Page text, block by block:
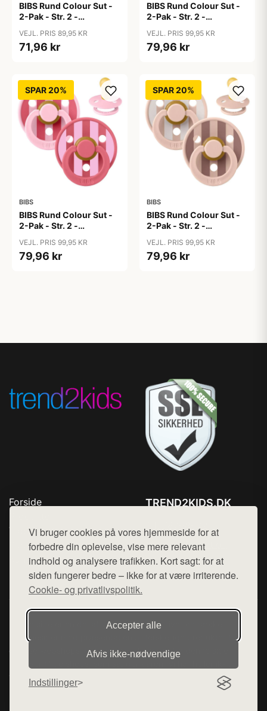
Vi bruger cookies på vores hjemmeside for at
forbedre din oplevelse, vise mere relevant
indhold og analysere trafikken. Kort sagt: for at
siden fungerer bedre – ikke for at være irriterende.
Cookie- og privatlivspolitik.
Accepter alle
Afvis ikke‑nødvendige
Indstillinger
BIBS Rund Colour Sut -
2-Pak - Str. 2 -
Black/White
VEJL. PRIS 89,95 KR
71,96 kr
BIBS Rund Colour Sut -
2-Pak - Str. 2 -
Studio - Baby Blue/Dusty
Blue Mix
VEJL. PRIS 99,95 KR
79,96 kr
SPAR 20%
BIBS
BIBS Rund Colour Sut -
2-Pak - Str. 2 -
Studio - Baby Pink/Coral
Mix
VEJL. PRIS 99,95 KR
79,96 kr
SPAR 20%
BIBS
BIBS Rund Colour Sut -
2-Pak - Str. 2 -
Studio - Blush Mix
VEJL. PRIS 99,95 KR
79,96 kr
Forside
Top Rabatter
Blog
Kontakt
TREND2KIDS.DK
Mail: hej@want.dk
Cookie- og privatlivspolitik
Denne side er en del af want.dk, der udgiver en række
hjemmesider med præsentation af forskellige produkter fra
diverse webshops. Der sælges ikke varer fra denne side - vi
henviser til de shops, som sælger varen. Vi har heller ikke
varerne på lager.